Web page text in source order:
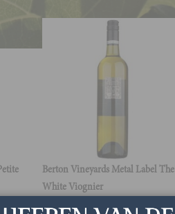
Berton Vineyards Metal Label The
White Viognier